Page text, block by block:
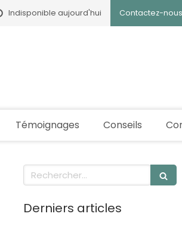
Contactez-nous
Indisponible aujourd'hui
Témoignages Conseils
Rechercher
Derniers articles